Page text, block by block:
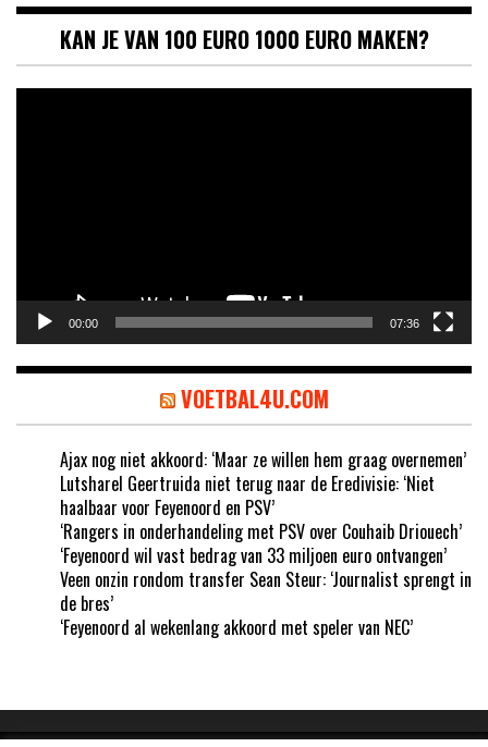
KAN JE VAN 100 EURO 1000 EURO MAKEN?
00:00 07:36
VOETBAL4U.COM
Ajax nog niet akkoord: ‘Maar ze willen hem graag overnemen’
Lutsharel Geertruida niet terug naar de Eredivisie: ‘Niet
haalbaar voor Feyenoord en PSV’
‘Rangers in onderhandeling met PSV over Couhaib Driouech’
‘Feyenoord wil vast bedrag van 33 miljoen euro ontvangen’
Veen onzin rondom transfer Sean Steur: ‘Journalist sprengt in
de bres’
‘Feyenoord al wekenlang akkoord met speler van NEC’